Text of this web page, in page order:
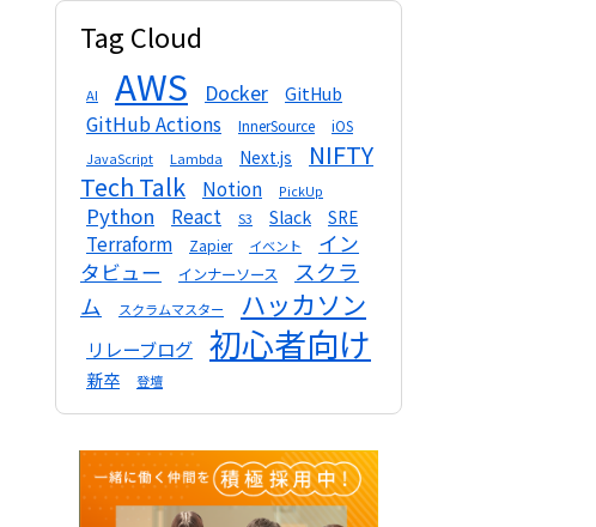
Tag Cloud
AI AWS Docker GitHub
GitHub Actions InnerSource iOS
JavaScript Lambda Next.js
NIFTY
Tech Talk
Notion PickUp
Python React S3 Slack SRE
Terraform Zapier イベント
イン
タビュー
インナーソース
スクラ
ム
スクラムマスター ハッカソン
リレーブログ 初心者向け
新卒 登壇